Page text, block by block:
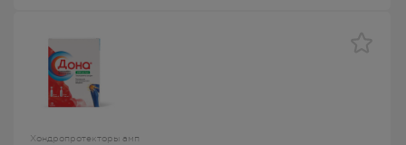
Хондропротекторы амп